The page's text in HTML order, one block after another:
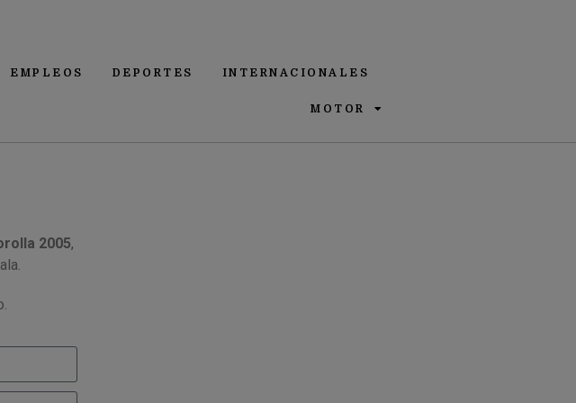
EMPLEOS DEPORTES INTERNACIONALES
MOTOR
2005,